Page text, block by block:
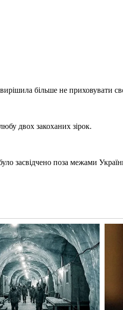
більше не приховувати
двох закоханих зірок.
поза межами